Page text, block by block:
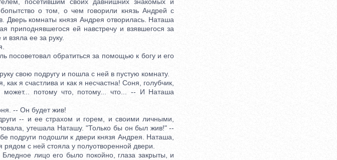
посетившим своих давнишних знакомых и
о том, о чем говорили князь Андрей с
Дверь комнаты князя Андрея отворилась. Наташа
приподнявшегося ей навстречу и взявшегося за
взяла ее за руку.
обратиться за помощью к богу и его
свою подругу и пошла с ней в пустую комнату.
я счастлива и как я несчастна! Соня, голубчик,
потому что, потому... что... -- И Наташа
-- Он будет жив!
-- и ее страхом и горем, и своими личными,
утешала Наташу. "Только бы он был жив!" --
подруги подошли к двери князя Андрея. Наташа,
рядом с ней стояла у полуотворенной двери.
лицо его было покойно, глаза закрыты, и